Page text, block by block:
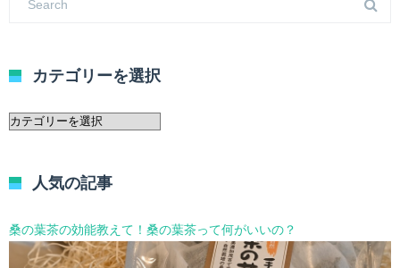
カテゴリーを選択
カ
ー
選
択
人気の記事
桑の葉茶の効能教えて！桑の葉茶って何がいいの？